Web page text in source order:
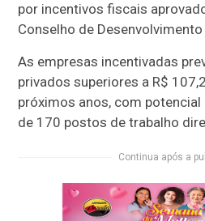
por incentivos fiscais
Conselho de
As empresas incentivadas
privados superiores a R$
próximos anos, com
de 170 postos de trabalho
Continua após a